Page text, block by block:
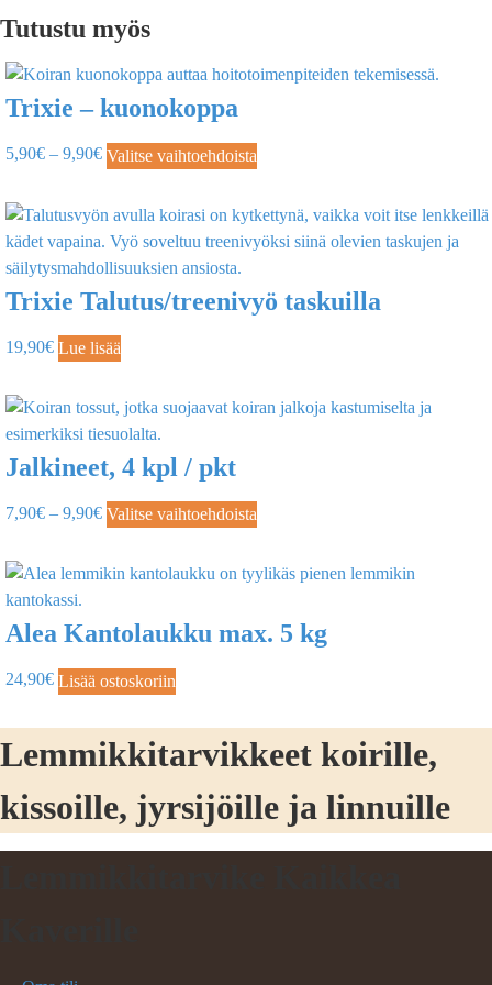
Tutustu myös
Trixie – kuonokoppa
5,90€ – 9,90€ Valitse vaihtoehdoista
Trixie Talutus/treenivyö taskuilla
19,90€ Lue lisää
Jalkineet, 4 kpl / pkt
7,90€ – 9,90€ Valitse vaihtoehdoista
Alea Kantolaukku max. 5 kg
24,90€ Lisää ostoskoriin
Lemmikkitarvikkeet koirille,
kissoille, jyrsijöille ja linnuille